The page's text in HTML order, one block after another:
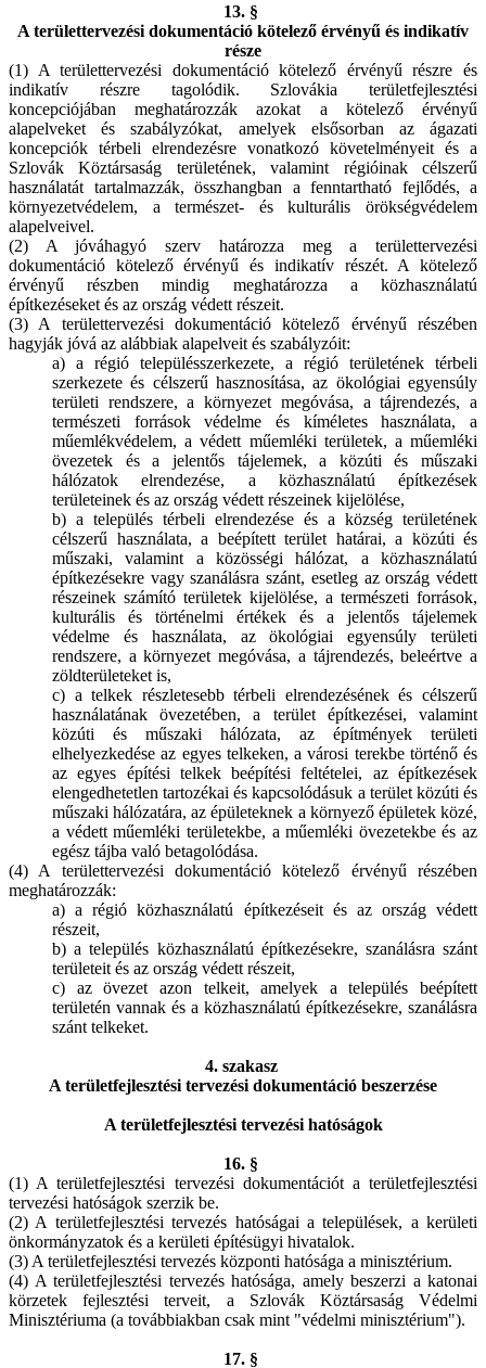
13. §
A területtervezési dokumentáció kötelező érvényű és indikatív
része
(1) A területtervezési dokumentáció kötelező érvényű részre és
indikatív részre tagolódik. Szlovákia területfejlesztési
koncepciójában meghatározzák azokat a kötelező érvényű
alapelveket és szabályzókat, amelyek elsősorban az ágazati
koncepciók térbeli elrendezésre vonatkozó követelményeit és a
Szlovák Köztársaság területének, valamint régióinak célszerű
használatát tartalmazzák, összhangban a fenntartható fejlődés, a
környezetvédelem, a természet- és kulturális örökségvédelem
alapelveivel.
(2) A jóváhagyó szerv határozza meg a területtervezési
dokumentáció kötelező érvényű és indikatív részét. A kötelező
érvényű részben mindig meghatározza a közhasználatú
építkezéseket és az ország védett részeit.
(3) A területtervezési dokumentáció kötelező érvényű részében
hagyják jóvá az alábbiak alapelveit és szabályzóit:
a) a régió településszerkezete, a régió területének térbeli
szerkezete és célszerű hasznosítása, az ökológiai egyensúly
területi rendszere, a környezet megóvása, a tájrendezés, a
természeti források védelme és kíméletes használata, a
műemlékvédelem, a védett műemléki területek, a műemléki
övezetek és a jelentős tájelemek, a közúti és műszaki
hálózatok elrendezése, a közhasználatú építkezések
területeinek és az ország védett részeinek kijelölése,
b) a település térbeli elrendezése és a község területének
célszerű használata, a beépített terület határai, a közúti és
műszaki, valamint a közösségi hálózat, a közhasználatú
építkezésekre vagy szanálásra szánt, esetleg az ország védett
részeinek számító területek kijelölése, a természeti források,
kulturális és történelmi értékek és a jelentős tájelemek
védelme és használata, az ökológiai egyensúly területi
rendszere, a környezet megóvása, a tájrendezés, beleértve a
zöldterületeket is,
c) a telkek részletesebb térbeli elrendezésének és célszerű
használatának övezetében, a terület építkezései, valamint
közúti és műszaki hálózata, az építmények területi
elhelyezkedése az egyes telkeken, a városi terekbe történő és
az egyes építési telkek beépítési feltételei, az építkezések
elengedhetetlen tartozékai és kapcsolódásuk a terület közúti és
műszaki hálózatára, az épületeknek a környező épületek közé,
a védett műemléki területekbe, a műemléki övezetekbe és az
egész tájba való betagolódása.
(4) A területtervezési dokumentáció kötelező érvényű részében
meghatározzák:
a) a régió közhasználatú építkezéseit és az ország védett
részeit,
b) a település közhasználatú építkezésekre, szanálásra szánt
területeit és az ország védett részeit,
c) az övezet azon telkeit, amelyek a település beépített
területén vannak és a közhasználatú építkezésekre, szanálásra
szánt telkeket.
4. szakasz
A területfejlesztési tervezési dokumentáció beszerzése
A területfejlesztési tervezési hatóságok
16. §
(1) A területfejlesztési tervezési dokumentációt a területfejlesztési
tervezési hatóságok szerzik be.
(2) A területfejlesztési tervezés hatóságai a települések, a kerületi
önkormányzatok és a kerületi építésügyi hivatalok.
(3) A területfejlesztési tervezés központi hatósága a minisztérium.
(4) A területfejlesztési tervezés hatósága, amely beszerzi a katonai
körzetek fejlesztési terveit, a Szlovák Köztársaság Védelmi
Minisztériuma (a továbbiakban csak mint "védelmi minisztérium").
17. §